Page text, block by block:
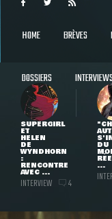
HOME BRÈVES
DOSSIERS
SUPERGIRL
ET
HELEN
DE
WYNDHORN
:
RENCONTRE
AVEC ...
INTERVIEW 4
DU
...